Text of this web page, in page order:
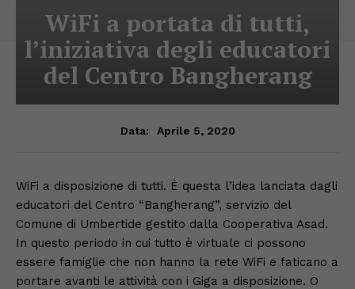
WiFi a portata di tutti,
l’iniziativa degli educatori
del Centro Bangherang
Data: Aprile 5, 2020
WiFi a disposizione di tutti. È questa l’idea lanciata dagli
educatori del Centro “Bangherang”, servizio del
Comune di Umbertide gestito dalla Cooperativa Asad.
In questo periodo in cui tutto è virtuale ci possono
essere famiglie che non hanno la rete WiFi e faticano a
portare avanti le attività con i Giga a disposizione. O